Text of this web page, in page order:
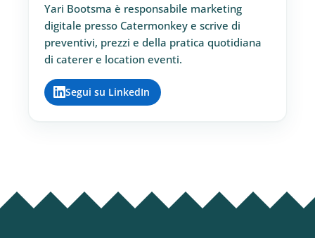
Yari Bootsma è responsabile marketing
digitale presso Catermonkey e scrive di
preventivi, prezzi e della pratica quotidiana
di caterer e location eventi.
Segui su LinkedIn